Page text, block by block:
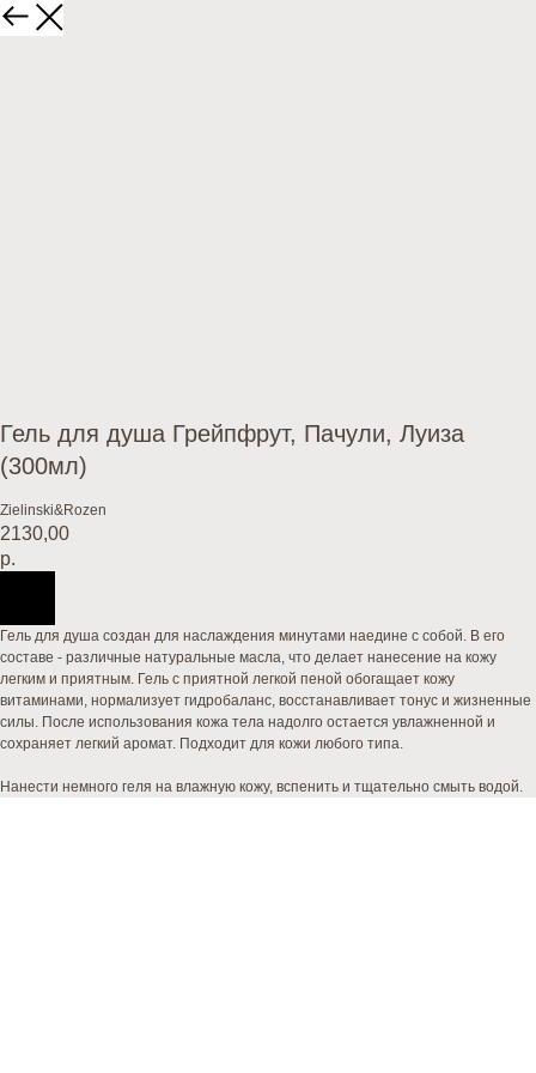
Гель для душа Грейпфрут, Пачули, Луиза
(300мл)
Zielinski&Rozen
2130,00
р.
Гель для душа создан для наслаждения минутами наедине с собой. В его
составе - различные натуральные масла, что делает нанесение на кожу
легким и приятным. Гель с приятной легкой пеной обогащает кожу
витаминами, нормализует гидробаланс, восстанавливает тонус и жизненные
силы. После использования кожа тела надолго остается увлажненной и
сохраняет легкий аромат. Подходит для кожи любого типа.
Нанести немного геля на влажную кожу, вспенить и тщательно смыть водой.